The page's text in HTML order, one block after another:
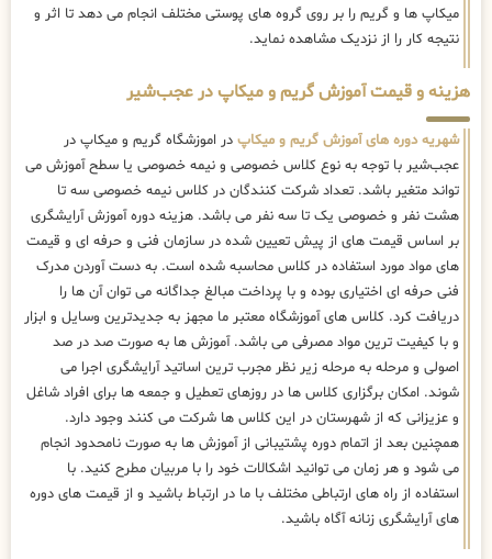
میکاپ ها و گریم را بر روی گروه های پوستی مختلف انجام می دهد تا اثر و
نتیجه کار را از نزدیک مشاهده نماید.
هزینه و قیمت آموزش گریم و میکاپ در عجب‌شیر
شهریه دوره های آموزش گریم و میکاپ در اموزشگاه گریم و میکاپ در
عجب‌شیر با توجه به نوع کلاس خصوصی و نیمه خصوصی یا سطح آموزش می
تواند متغیر باشد. تعداد شرکت کنندگان در کلاس نیمه خصوصی سه تا
هشت نفر و خصوصی یک تا سه نفر می باشد. هزینه دوره آموزش آرایشگری
بر اساس قیمت های از پیش تعیین شده در سازمان فنی و حرفه ای و قیمت
های مواد مورد استفاده در کلاس محاسبه شده است. به دست آوردن مدرک
فنی حرفه ای اختیاری بوده و با پرداخت مبالغ جداگانه می توان آن ها را
دریافت کرد. کلاس های آموزشگاه معتبر ما مجهز به جدیدترین وسایل و ابزار
و با کیفیت ترین مواد مصرفی می باشد. آموزش ها به صورت صد در صد
اصولی و مرحله به مرحله زیر نظر مجرب ترین اساتید آرایشگری اجرا می
شوند. امکان برگزاری کلاس ها در روزهای تعطیل و جمعه ها برای افراد شاغل
و عزیزانی که از شهرستان در این کلاس ها شرکت می کنند وجود دارد.
همچنین بعد از اتمام دوره پشتیبانی از آموزش ها به صورت نامحدود انجام
می شود و هر زمان می توانید اشکالات خود را با مربیان مطرح کنید. با
استفاده از راه های ارتباطی مختلف با ما در ارتباط باشید و از قیمت های دوره
های آرایشگری زنانه آگاه باشید.